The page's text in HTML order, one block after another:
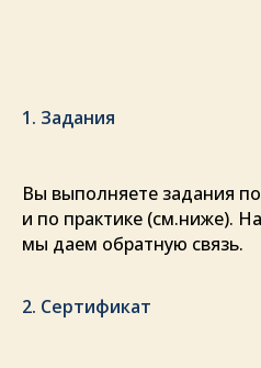
1. Задания
Вы выполняете задания
и по практике (см.ниже).
мы даем обратную связь.
2. Сертификат